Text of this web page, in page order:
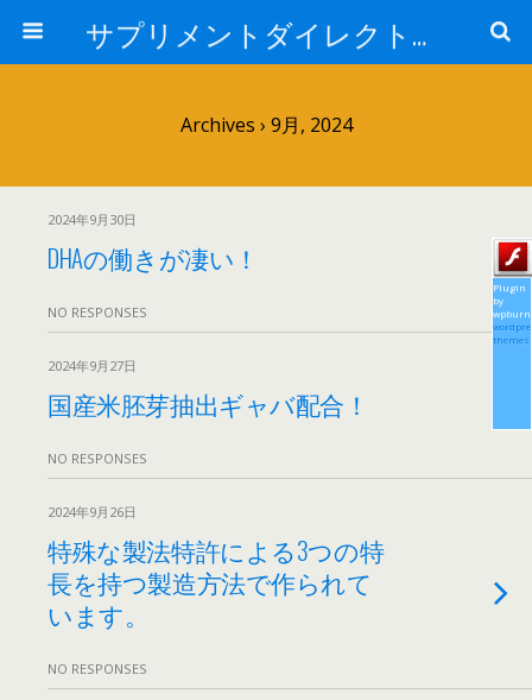
サプリメントダイレクトブログ
Archives › 9月, 2024
2024年9月30日
DHAの働きが凄い！
NO RESPONSES
2024年9月27日
国産米胚芽抽出ギャバ配合！
NO RESPONSES
2024年9月26日
特殊な製法特許による3つの特
長を持つ製造方法で作られて
います。
NO RESPONSES
Plugin
by
themes